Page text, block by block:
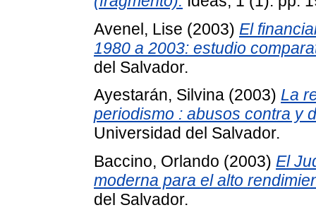
Avenel, Lise (2003) El
1980 a 2003: estudio
del Salvador.
Ayestarán, Silvina (2003) La
periodismo : abusos contra y
Universidad del Salvador.
Baccino, Orlando (2003) El
moderna para el alto
del Salvador.